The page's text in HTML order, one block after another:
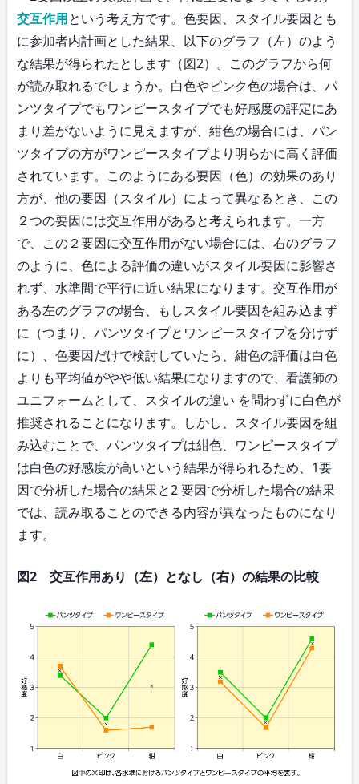
交互作用という考え方です。色要因、スタイル要因とも
に参加者内計画とした結果、以下のグラフ（左）のよう
な結果が得られたとします（図2）。このグラフから何
が読み取れるでしょうか。白色やピンク色の場合は、パ
ンツタイプでもワンピースタイプでも好感度の評定にあ
まり差がないように見えますが、紺色の場合には、パン
ツタイプの方がワンピースタイプより明らかに高く評価
されています。このようにある要因（色）の効果のあり
方が、他の要因（スタイル）によって異なるとき、この
２つの要因には交互作用があると考えられます。一方
で、この２要因に交互作用がない場合には、右のグラフ
のように、色による評価の違いがスタイル要因に影響さ
れず、水準間で平行に近い結果になります。交互作用が
ある左のグラフの場合、もしスタイル要因を組み込まず
に（つまり、パンツタイプとワンピースタイプを分けず
に）、色要因だけで検討していたら、紺色の評価は白色
よりも平均値がやや低い結果になりますので、看護師の
ユニフォームとして、スタイルの違い を問わずに白色が
推奨されることになります。しかし、スタイル要因を組
み込むことで、パンツタイプは紺色、ワンピースタイプ
は白色の好感度が高いという結果が得られるため、1要
因で分析した場合の結果と2 要因で分析した場合の結果
では、読み取ることのできる内容が異なったものになり
ます。
図2 交互作用あり（左）となし（右）の結果の比較